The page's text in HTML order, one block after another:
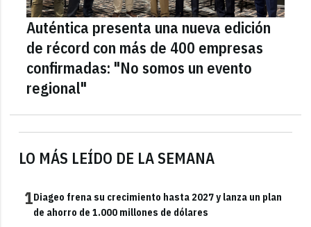
LO MÁS LEÍDO DE LA SEMANA
1Diageo frena su crecimiento hasta 2027 y lanza un plan
de ahorro de 1.000 millones de dólares
Auténtica presenta una nueva edición
de récord con más de 400 empresas
confirmadas: "No somos un evento
regional"